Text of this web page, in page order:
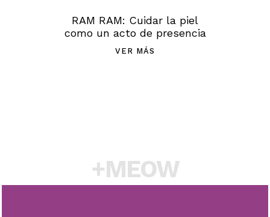
RAM RAM: Cuidar la piel
como un acto de presencia
VER MÁS
+MEOW